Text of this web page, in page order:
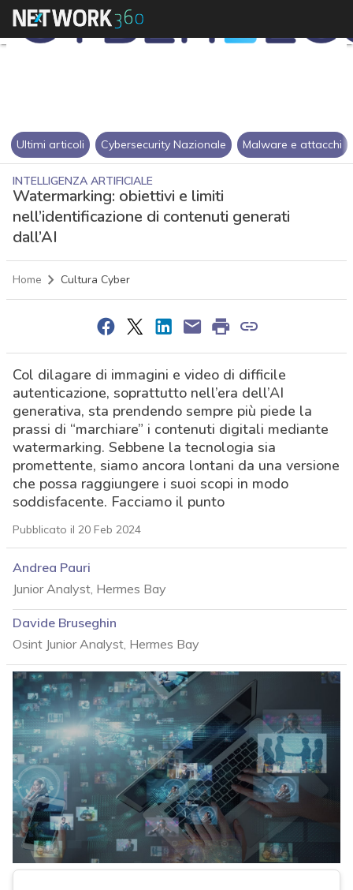
Ultimi articoli Cybersecurity Nazionale Malware e attacchi
INTELLIGENZA ARTIFICIALE
Watermarking: obiettivi e limiti
nell’identificazione di contenuti generati
dall’AI
Home Cultura Cyber
Col dilagare di immagini e video di difficile
autenticazione, soprattutto nell’era dell’AI
generativa, sta prendendo sempre più piede la
prassi di “marchiare” i contenuti digitali mediante
watermarking. Sebbene la tecnologia sia
promettente, siamo ancora lontani da una versione
che possa raggiungere i suoi scopi in modo
soddisfacente. Facciamo il punto
Pubblicato il 20 Feb 2024
Andrea Pauri
Junior Analyst, Hermes Bay
Davide Bruseghin
Osint Junior Analyst, Hermes Bay